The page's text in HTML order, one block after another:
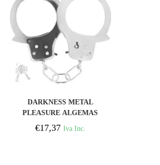
DARKNESS METAL
PLEASURE ALGEMAS
€17,37 Iva Inc.